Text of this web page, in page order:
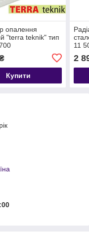
опалення
"terra teknik" тип
Купити
11
2